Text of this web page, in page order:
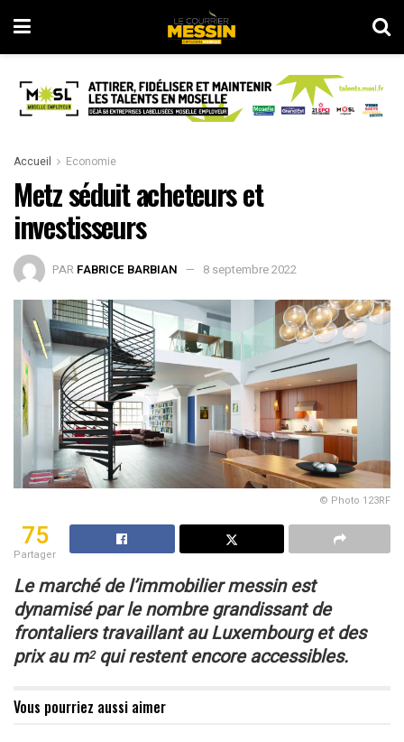
Accueil Economie
Metz séduit acheteurs et
investisseurs
PAR FABRICE BARBIAN 8 septembre 2022
© Photo 123RF
75
Partager
Le marché de l’immobilier messin est
dynamisé par le nombre grandissant de
frontaliers travaillant au Luxembourg et des
prix au m2qui restent encore accessibles.
Vous pourriez aussi aimer